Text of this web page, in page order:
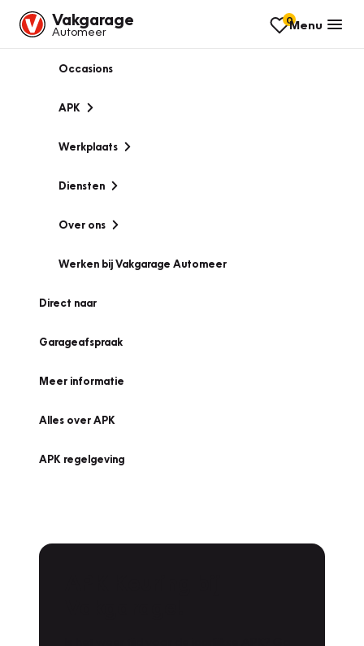
Vakgarage
Automeer
0Menu
Occasions
APK
Werkplaats
Diensten
Over ons
Werken bij Vakgarage Automeer
Direct naar
Garageafspraak
Meer informatie
Alles over APK
APK regelgeving